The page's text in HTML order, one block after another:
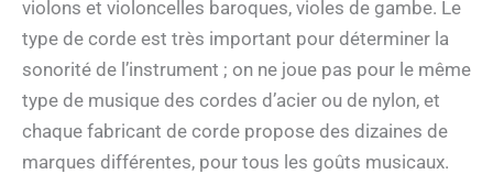
violons et violoncelles baroques, violes de gambe. Le
type de corde est très important pour déterminer la
sonorité de l’instrument ; on ne joue pas pour le même
type de musique des cordes d’acier ou de nylon, et
chaque fabricant de corde propose des dizaines de
marques différentes, pour tous les goûts musicaux.